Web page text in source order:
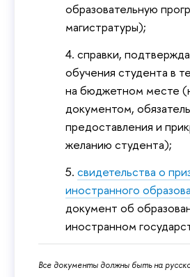
образовательную
магистратуры);
справки,
обучения студента в
на бюджетном месте
документом,
предоставления и
желанию студента);
свидетельства о
иностранного
документ об
иностранном
Все документы должны быть на